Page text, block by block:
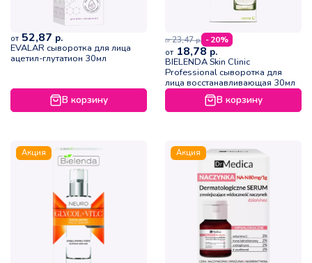
от 52,87 р.
EVALAR сыворотка для лица
ацетил-глутатион 30мл
В корзину
от 23,47р. - 20%
от 18,78 р.
BIELENDA Skin Clinic
Professional cыворотка для
лица восстанавливающая 30мл
В корзину
Акция Акция